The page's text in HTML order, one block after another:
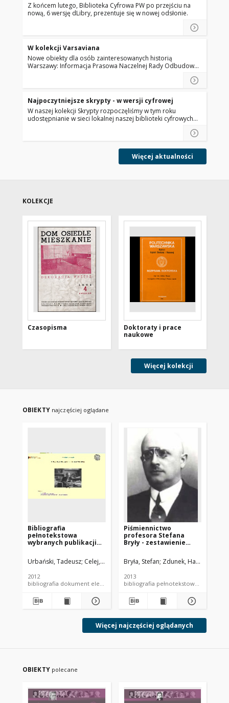
Z końcem lutego, Biblioteka Cyfrowa PW po przejściu na
nową, 6 wersję dLibry, prezentuje się w nowej odsłonie.
W kolekcji Varsaviana
Nowe obiekty dla osób zainteresowanych historią
Warszawy: Informacja Prasowa Naczelnej Rady Odbudowy
Najpoczytniejsze skrypty - w wersji cyfrowej
W naszej kolekcji Skrypty rozpoczęliśmy w tym roku
udostępnianie w sieci lokalnej naszej biblioteki cyfrowych
już wyczerpany. W 2018 r. udostępnionych zostanie ok. 30
skryptów. Kolejne wprowadzone zostaną w I kwartale 2019
Więcej aktualności
KOLEKCJE
Czasopisma
Doktoraty i prace
naukowe
Więcej kolekcji
OBIEKTY najczęściej oglądane
Bibliografia
pełnotekstowa
wybranych publikacji
Urbańskiego
Urbański, Tadeusz Celej, Agnieszka. Oprac.
2012
bibliografia dokument elektroniczny bibliografia pełnotekstowa
Piśmiennictwo
profesora Stefana
Bryły - zestawienie
teksty wybranych
publikacji
Bryła, Stefan Zdunek, Hanna. Oprac.
2013
Więcej najczęściej oglądanych
OBIEKTY polecane